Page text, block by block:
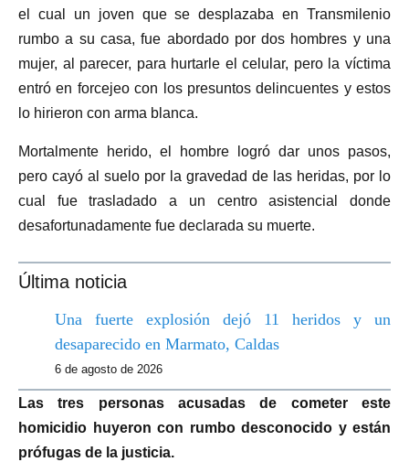
el cual un joven que se desplazaba en Transmilenio
rumbo a su casa, fue abordado por dos hombres y una
mujer, al parecer, para hurtarle el celular, pero la víctima
entró en forcejeo con los presuntos delincuentes y estos
lo hirieron con arma blanca.
Mortalmente herido, el hombre logró dar unos pasos,
pero cayó al suelo por la gravedad de las heridas, por lo
cual fue trasladado a un centro asistencial donde
desafortunadamente fue declarada su muerte.
Última noticia
Una fuerte explosión dejó 11 heridos y un
desaparecido en Marmato, Caldas
6 de agosto de 2026
Las tres personas acusadas de cometer este
homicidio huyeron con rumbo desconocido y están
prófugas de la justicia.